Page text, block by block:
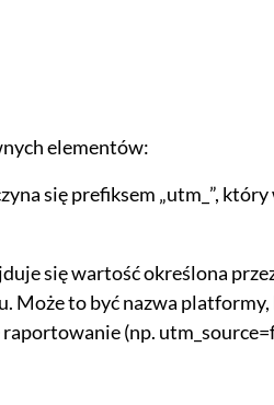
elementów:
się prefiksem „utm_”,
się wartość określona
Może to być nazwa
(np.